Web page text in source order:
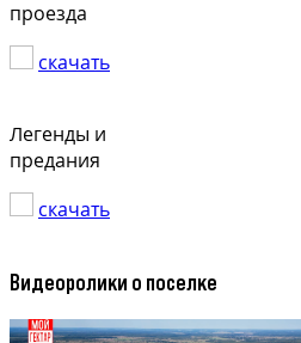
проезда
скачать
Легенды и
предания
скачать
Видеоролики о поселке